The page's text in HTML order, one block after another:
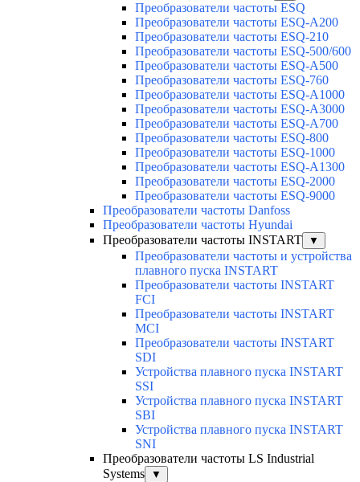
Преобразователи частоты ESQ
Преобразователи частоты ESQ-A200
Преобразователи частоты ESQ-210
Преобразователи частоты ESQ-500/600
Преобразователи частоты ESQ-A500
Преобразователи частоты ESQ-760
Преобразователи частоты ESQ-A1000
Преобразователи частоты ESQ-A3000
Преобразователи частоты ESQ-A700
Преобразователи частоты ESQ-800
Преобразователи частоты ESQ-1000
Преобразователи частоты ESQ-A1300
Преобразователи частоты ESQ-2000
Преобразователи частоты ESQ-9000
Преобразователи частоты Danfoss
Преобразователи частоты Hyundai
Преобразователи частоты INSTART
▼
Преобразователи частоты и устройства
плавного пуска INSTART
Преобразователи частоты INSTART
FCI
Преобразователи частоты INSTART
MCI
Преобразователи частоты INSTART
SDI
Устройства плавного пуска INSTART
SSI
Устройства плавного пуска INSTART
SBI
Устройства плавного пуска INSTART
SNI
Преобразователи частоты LS Industrial
Systems
▼